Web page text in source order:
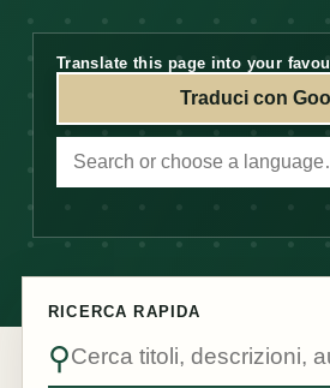
Translate this page into your
Traduci con
RICERCA RAPIDA
⚲